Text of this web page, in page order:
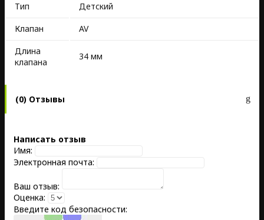
Тип
Детский
Клапан
AV
Длина
клапана
34 мм
(0) Отзывы
Написать отзыв
Имя:
Электронная почта:
Ваш отзыв:
Оценка:
Введите код безопасности: